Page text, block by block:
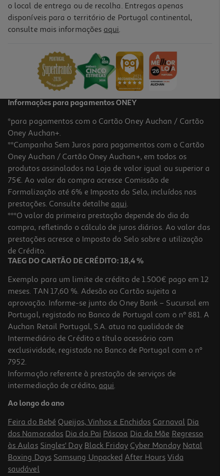
Vinho Verde Branco Gazela 0.375l
o local de entrega ou de recolha. Entregas apenas
disponíveis para o território de Portugal continental,
consulte mais informações aqui.
Informações para pagamentos ONEY
*para pagamentos com o Cartão Oney Auchan / Cartão
Oney Auchan+.
**Campanha Sem Juros para pagamentos com o Cartão
Oney Auchan / Cartão Oney Auchan+, em todos os
produtos assinalados na Loja de valor igual ou superior a
75€. Ao valor da compra acresce Comissão de
Formalização até 6% e Imposto do Selo, incluídos nas
prestações. Consulte detalhe aqui.
***O valor da primeira prestação depende do dia da
compra, refletindo o cálculo de juros diários. Ao valor das
prestações acresce o Imposto do Selo sobre a utilização
de Crédito.
TAEG DO CARTÃO DE CRÉDITO: 18,4 %
Exemplo para um limite de crédito de 1.500€ pago em 12
meses. TAN 17,60 %. Adesão ao Cartão sujeita a
aprovação. Informe-se junto do Oney Bank – Sucursal em
Portugal, registado no Banco de Portugal com o nº 881. A
Auchan Retail Portugal, S.A. atua na qualidade de
Intermediário de Crédito a título acessório com
exclusividade, registado no Banco de Portugal com o nº
7952.
Informação referente à prestação de serviços de
intermediação de crédito, aqui.
Ao longo do ano
Feira do Bebé Queijos, Vinhos e Enchidos Carnaval Dia
dos Namorados Dia do Pai Páscoa Dia da Mãe Regresso
às Aulas Singles' Day Black Friday Cyber Monday Natal
Boxing Days Samsung Unpacked After Hours Vida
saudável